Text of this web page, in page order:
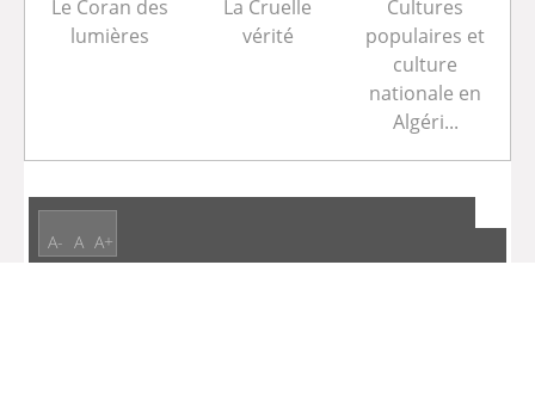
Le Coran des
lumières
La Cruelle
vérité
Cultures
populaires et
culture
nationale en
Algéri...
A- A A+